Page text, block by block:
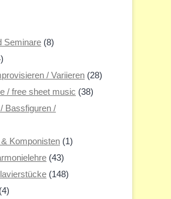
Seminare (8)
/ Variieren (28)
/ free sheet music (38)
Bassfiguren /
Komponisten (1)
(43)
(148)
(4)